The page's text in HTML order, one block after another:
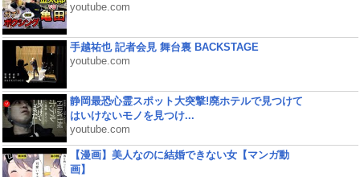
youtube.com
手越祐也 記者会見 舞台裏 BACKSTAGE
youtube.com
静岡最恐心霊スポット大突撃!廃ホテルで見つけて
はいけないモノを見つけ...
youtube.com
【漫画】美人なのに結婚できない女【マンガ動
画】